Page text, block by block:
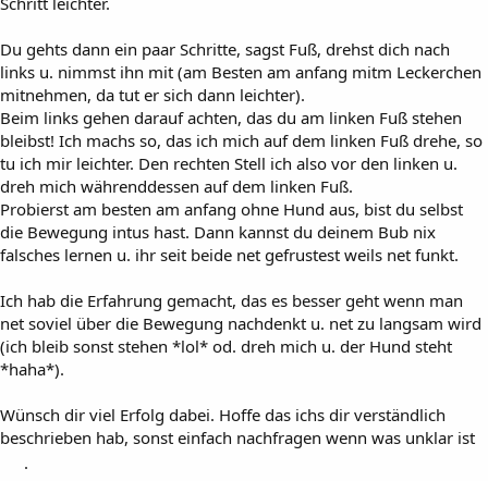
Du gehts dann ein paar Schritte, sagst Fuß, drehst dich nach
links u. nimmst ihn mit (am Besten am anfang mitm Leckerchen
mitnehmen, da tut er sich dann leichter).
Beim links gehen darauf achten, das du am linken Fuß stehen
bleibst! Ich machs so, das ich mich auf dem linken Fuß drehe, so
tu ich mir leichter. Den rechten Stell ich also vor den linken u.
dreh mich währenddessen auf dem linken Fuß.
Probierst am besten am anfang ohne Hund aus, bist du selbst
die Bewegung intus hast. Dann kannst du deinem Bub nix
falsches lernen u. ihr seit beide net gefrustest weils net funkt.
Ich hab die Erfahrung gemacht, das es besser geht wenn man
net soviel über die Bewegung nachdenkt u. net zu langsam wird
(ich bleib sonst stehen *lol* od. dreh mich u. der Hund steht
*haha*).
Wünsch dir viel Erfolg dabei. Hoffe das ichs dir verständlich
beschrieben hab, sonst einfach nachfragen wenn was unklar ist
.